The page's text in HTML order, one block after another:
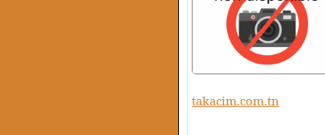
takacim.com.tn